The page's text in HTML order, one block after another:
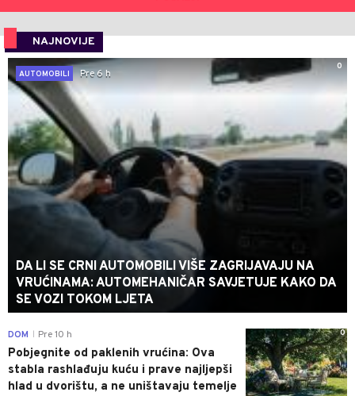
NAJNOVIJE
0
AUTOMOBILI
Pre 6 h
DA LI SE CRNI AUTOMOBILI VIŠE ZAGRIJAVAJU NA
VRUĆINAMA: AUTOMEHANIČAR SAVJETUJE KAKO DA
SE VOZI TOKOM LJETA
0
DOM Pre 10 h
Pobjegnite od paklenih vrućina: Ova
stabla rashlađuju kuću i prave najljepši
hlad u dvorištu, a ne uništavaju temelje